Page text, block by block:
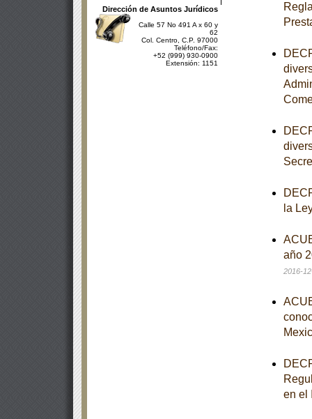
Dirección de Asuntos Jurídicos
Calle 57 No 491 A x 60 y
62
Col. Centro, C.P. 97000
Teléfono/Fax:
+52 (999) 930-0900
Extensión: 1151
la
año
2016-
en el